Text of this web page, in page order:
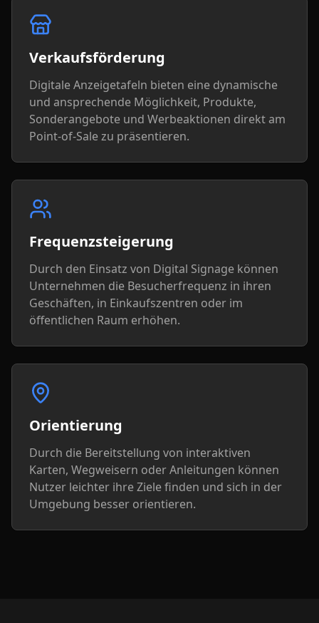
Verkaufsförderung
Digitale Anzeigetafeln bieten eine dynamische
und ansprechende Möglichkeit, Produkte,
Sonderangebote und Werbeaktionen direkt am
Point-of-Sale zu präsentieren.
Frequenzsteigerung
Durch den Einsatz von Digital Signage können
Unternehmen die Besucherfrequenz in ihren
Geschäften, in Einkaufszentren oder im
öffentlichen Raum erhöhen.
Orientierung
Durch die Bereitstellung von interaktiven
Karten, Wegweisern oder Anleitungen können
Nutzer leichter ihre Ziele finden und sich in der
Umgebung besser orientieren.